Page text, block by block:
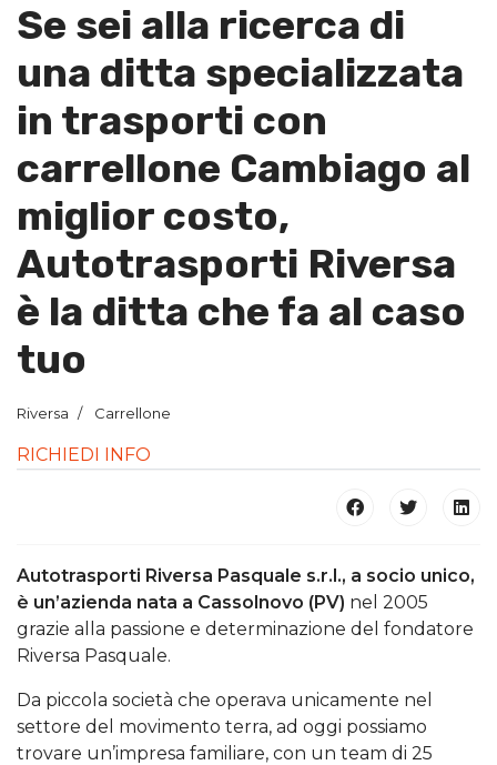
Se sei alla ricerca di
una ditta specializzata
in trasporti con
carrellone Cambiago al
miglior costo,
Autotrasporti Riversa
è la ditta che fa al caso
tuo
Riversa Carrellone
RICHIEDI INFO
Autotrasporti Riversa Pasquale s.r.l., a socio unico,
è un’azienda nata a Cassolnovo (PV) nel 2005
grazie alla passione e determinazione del fondatore
Riversa Pasquale.
Da piccola società che operava unicamente nel
settore del movimento terra, ad oggi possiamo
trovare un’impresa familiare, con un team di 25